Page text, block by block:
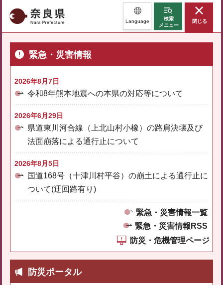
奈良県 Language
検索
メニュー
閉じる
緊急・災害情報
2026年8月7日
令和8年熊本地震への本県の対応等について
2026年6月29日
県道東川河合線（上北山村小橡）の路肩決壊及び
法面崩落による通行止について
2026年8月5日
国道168号（十津川村平谷）の崩土による通行止に
ついて(迂回路有り)
緊急・災害情報一覧
緊急・災害情報RSS
防災・危機管理ページ
防災ポータル